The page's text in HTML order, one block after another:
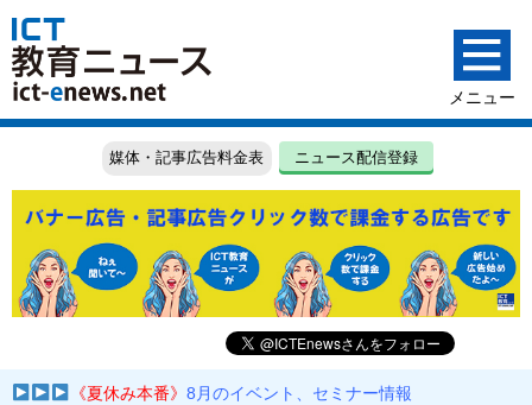
媒体・記事広告料金表 ニュース配信登録
《夏休み本番》8月のイベント、セミナー情報